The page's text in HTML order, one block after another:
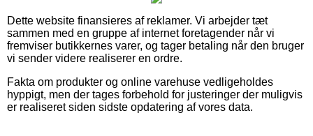
Dette website finansieres af reklamer. Vi arbejder tæt
sammen med en gruppe af internet foretagender når vi
fremviser butikkernes varer, og tager betaling når den bruger
vi sender videre realiserer en ordre.
Fakta om produkter og online varehuse vedligeholdes
hyppigt, men der tages forbehold for justeringer der muligvis
er realiseret siden sidste opdatering af vores data.